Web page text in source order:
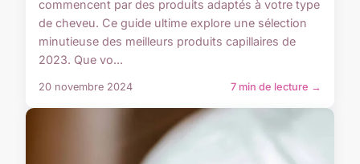
commencent par des produits adaptés à votre type
de cheveu. Ce guide ultime explore une sélection
minutieuse des meilleurs produits capillaires de
2023. Que vo...
20 novembre 2024 7 min de lecture →